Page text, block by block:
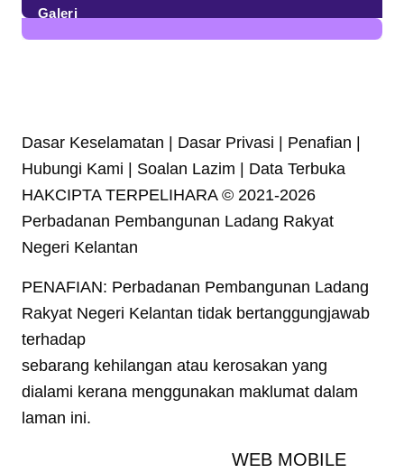
Galeri
Dasar Keselamatan | Dasar Privasi | Penafian |
Hubungi Kami | Soalan Lazim | Data Terbuka
HAKCIPTA TERPELIHARA © 2021-2026
Perbadanan Pembangunan Ladang Rakyat
Negeri Kelantan
PENAFIAN: Perbadanan Pembangunan Ladang
Rakyat Negeri Kelantan tidak bertanggungjawab
terhadap
sebarang kehilangan atau kerosakan yang
dialami kerana menggunakan maklumat dalam
laman ini.
WEB MOBILE